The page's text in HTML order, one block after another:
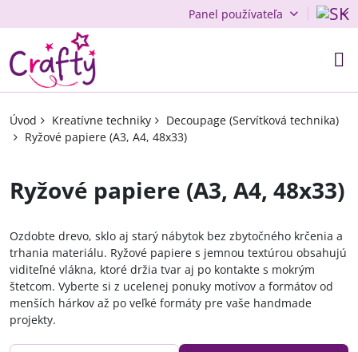
Panel používateľa
Úvod Kreatívne techniky
Decoupage (Servítková technika)
Ryžové papiere (A3, A4, 48x33)
Ryžové papiere (A3, A4, 48x33)
Ozdobte drevo, sklo aj starý nábytok bez zbytočného krčenia a
trhania materiálu. Ryžové papiere s jemnou textúrou obsahujú
viditeľné vlákna, ktoré držia tvar aj po kontakte s mokrým
štetcom. Vyberte si z ucelenej ponuky motívov a formátov od
menších hárkov až po veľké formáty pre vaše handmade
projekty.